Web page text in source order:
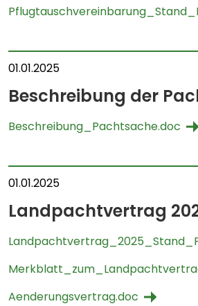
01.01.2025
Beschreibung der
Beschreibung_Pachtsache.doc
01.01.2025
Landpachtvertrag
Aenderungsvertrag.doc